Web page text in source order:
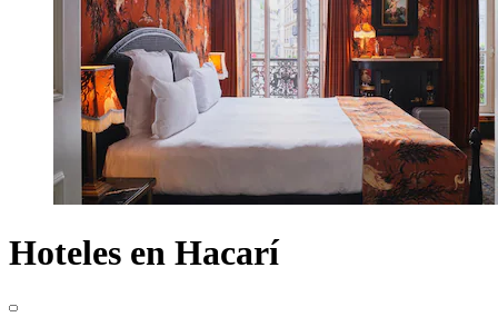
Hoteles en Hacarí